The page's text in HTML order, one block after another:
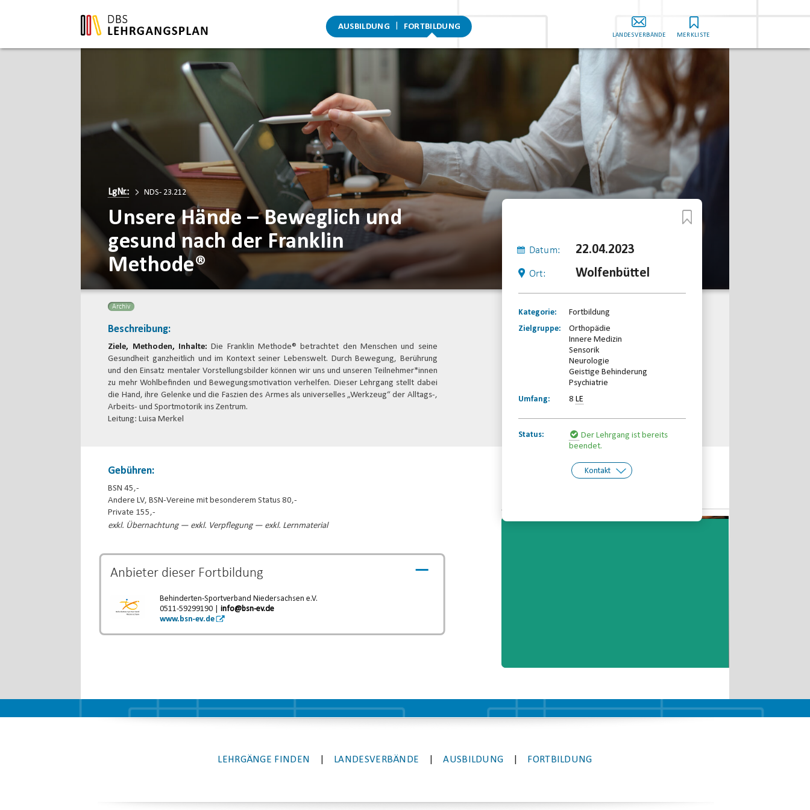
AUSBILDUNG FORTBILDUNG
LANDESVERBÄNDE MERKLISTE
LgNr.: NDS- 23.212
Unsere Hände – Beweglich und
gesund nach der Franklin
Methode®
Datum: 22.04.2023
Ort: Wolfenbüttel
Kategorie:
Fortbildung
Zielgruppe:
Orthopädie
Innere Medizin
Sensorik
Neurologie
Geistige Behinderung
Psychiatrie
Umfang:
8 LE
Status:
Der Lehrgang ist bereits
beendet.
Kontakt
Telefon: 0511-59299190
Archiv
Beschreibung:
Ziele, Methoden, Inhalte: Die Franklin Methode® betrachtet den Menschen und seine
Gesundheit ganzheitlich und im Kontext seiner Lebenswelt. Durch Bewegung, Berührung
und den Einsatz mentaler Vorstellungsbilder können wir uns und unseren Teilnehmer*innen
zu mehr Wohlbefinden und Bewegungsmotivation verhelfen. Dieser Lehrgang stellt dabei
die Hand, ihre Gelenke und die Faszien des Armes als universelles „Werkzeug“ der Alltags-,
Arbeits- und Sportmotorik ins Zentrum.
Leitung: Luisa Merkel
Gebühren:
BSN 45,-
Andere LV, BSN-Vereine mit besonderem Status 80,-
Private 155,-
exkl. Übernachtung — exkl. Verpflegung — exkl. Lernmaterial
Anbieter dieser Fortbildung
Behinderten-Sportverband Niedersachsen e.V.
0511-59299190 |info@bsn-ev.de
www.bsn-ev.de
Video-
LEHRGÄNGE FINDEN LANDESVERBÄNDE AUSBILDUNG FORTBILDUNG